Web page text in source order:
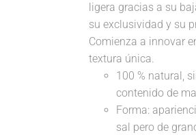
ligera gracias a su
su exclusividad y su
Comienza a innovar
textura única.
100 % natural,
contenido de
Forma:
sal pero de